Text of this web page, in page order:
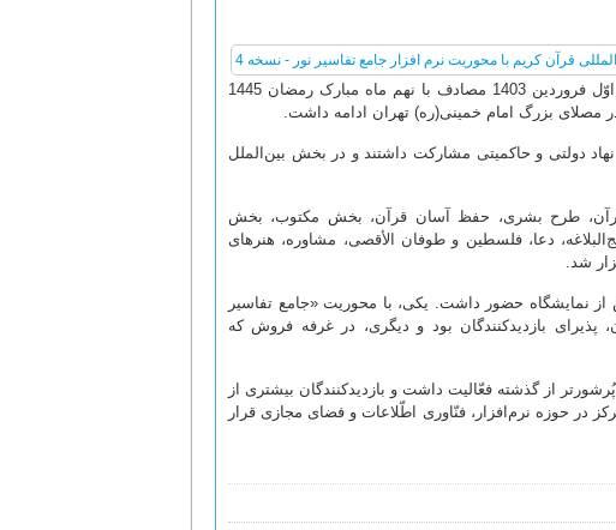
سی‌ویکمین نمایشگاه بین‌المللی قرآن کریم با شعار «می‌خوانمت»، از اوّل فروردین 1403 مصادف با نهم ماه مبارک رمضان 1445
در این رویداد بزرگ فرهنگی، در بخش داخلی، ۴۵ مؤسّسه قرآنی و ۲۴ نهاد دولتی و حاکمیتی مشارکت داشتند و در بخش بین‌الملل
طرح بشری، حفظ آسان قرآن، بخش مکتوب، بخش
دعا، فلسطین و طوفان الأقصی، مشاوره، هنرهای
‌شد.
از نمایشگاه حضور داشت. یکی، با محوریت «جامع تفاسیر
بازدیدکنندگان بود و دیگری، در غرفه فروش که
از گذشته فعّالیت داشت و بازدیدکنندگان بیشتری از
در حوزه نرم‌افزار، فنّاوری اطّلاعات و فضای مجازی قرار